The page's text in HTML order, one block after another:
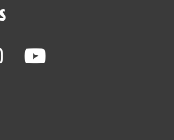
Instagram